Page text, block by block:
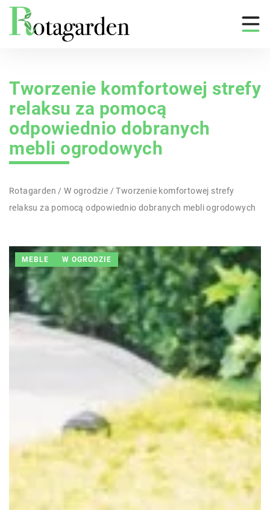
Tworzenie komfortowej strefy
relaksu za pomocą
odpowiednio dobranych
mebli ogrodowych
Rotagarden /W ogrodzie /Tworzenie komfortowej strefy
relaksu za pomocą odpowiednio dobranych mebli ogrodowych
MEBLE W OGRODZIE